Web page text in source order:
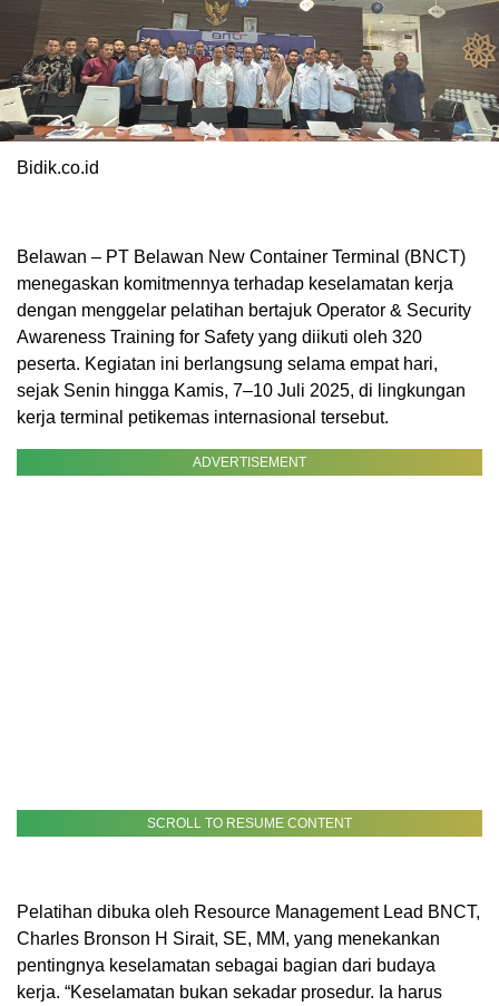
Bidik.co.id
Belawan – PT Belawan New Container Terminal (BNCT)
menegaskan komitmennya terhadap keselamatan kerja
dengan menggelar pelatihan bertajuk Operator & Security
Awareness Training for Safety yang diikuti oleh 320
peserta. Kegiatan ini berlangsung selama empat hari,
sejak Senin hingga Kamis, 7–10 Juli 2025, di lingkungan
kerja terminal petikemas internasional tersebut.
ADVERTISEMENT
SCROLL TO RESUME CONTENT
Pelatihan dibuka oleh Resource Management Lead BNCT,
Charles Bronson H Sirait, SE, MM, yang menekankan
pentingnya keselamatan sebagai bagian dari budaya
kerja. “Keselamatan bukan sekadar prosedur. Ia harus